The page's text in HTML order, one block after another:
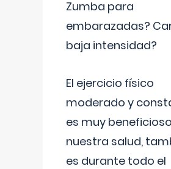
Zumba para
embarazadas?
baja intensidad?
El ejercicio físico
moderado y
es muy
nuestra salud,
es durante todo el